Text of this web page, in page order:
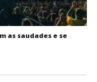
as saudades e se